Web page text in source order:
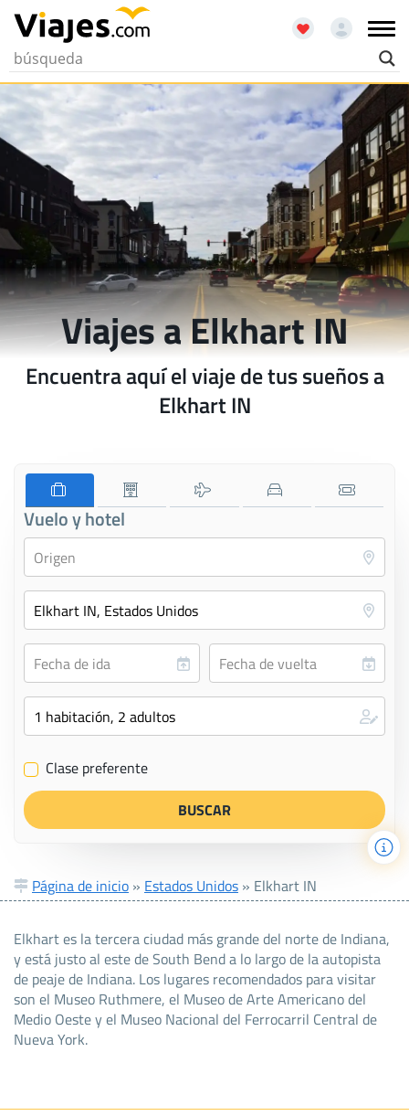
Viajes a Elkhart IN
Encuentra aquí el viaje de tus sueños a
Elkhart IN
Vuelo y hotel
✔ Clase preferente
Página de inicio » Estados Unidos » Elkhart IN
Elkhart es la tercera ciudad más grande del norte de Indiana,
y está justo al este de South Bend a lo largo de la autopista
de peaje de Indiana. Los lugares recomendados para visitar
son el Museo Ruthmere, el Museo de Arte Americano del
Medio Oeste y el Museo Nacional del Ferrocarril Central de
Nueva York.